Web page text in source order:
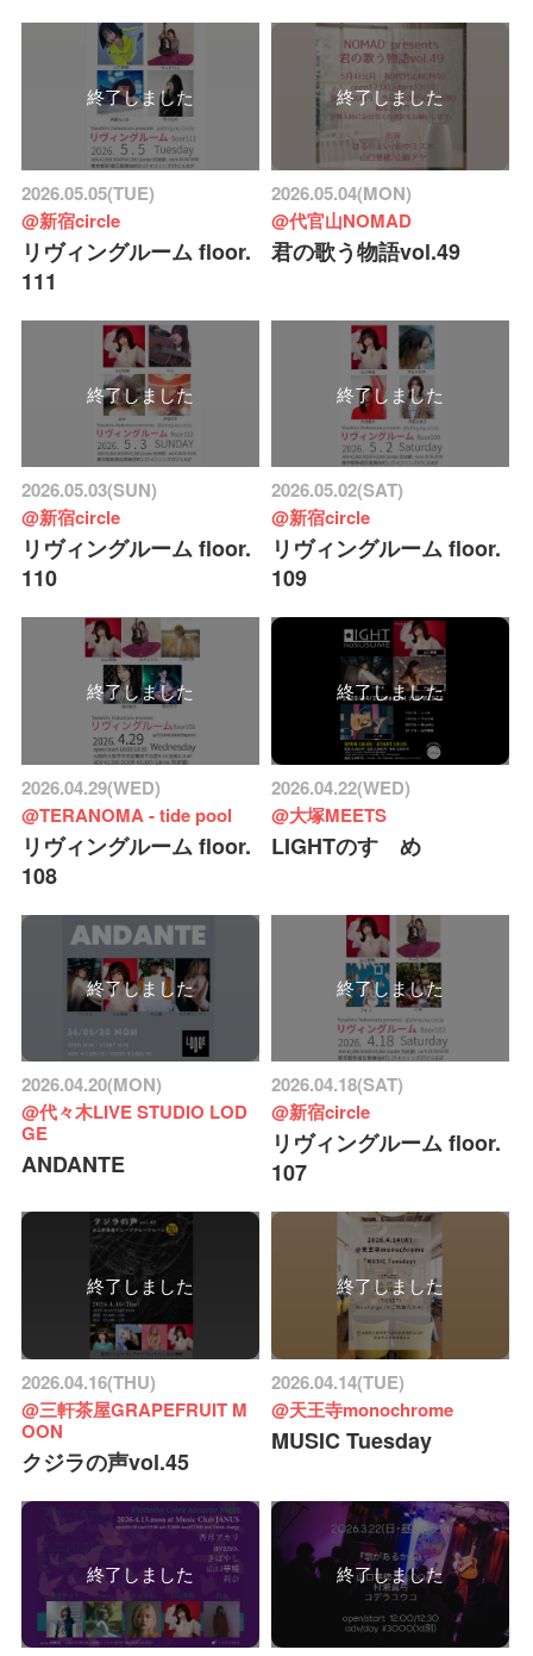
終了しました
2026.05.05(TUE)
@新宿circle
リヴィングルーム floor.
111
終了しました
2026.05.04(MON)
@代官山NOMAD
君の歌う物語vol.49
終了しました
2026.05.03(SUN)
@新宿circle
リヴィングルーム floor.
110
終了しました
2026.05.02(SAT)
@新宿circle
リヴィングルーム floor.
109
終了しました
2026.04.29(WED)
@TERANOMA - tide pool
リヴィングルーム floor.
108
終了しました
2026.04.22(WED)
@大塚MEETS
LIGHTのすゝめ
終了しました
2026.04.20(MON)
@代々木LIVE STUDIO LOD
GE
ANDANTE
終了しました
2026.04.18(SAT)
@新宿circle
リヴィングルーム floor.
107
終了しました
2026.04.16(THU)
@三軒茶屋GRAPEFRUIT M
OON
クジラの声vol.45
終了しました
2026.04.14(TUE)
@天王寺monochrome
MUSIC Tuesday
終了しました 終了しました